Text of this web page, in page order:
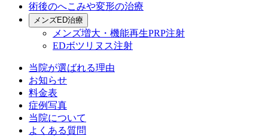
術後のへこみや変形の治療
メンズED治療
メンズ増大・機能再生PRP注射
EDボツリヌス注射
当院が選ばれる理由
お知らせ
料金表
症例写真
当院について
よくある質問